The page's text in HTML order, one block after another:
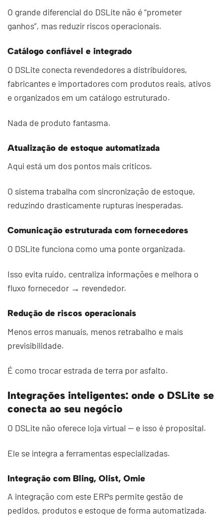
O grande diferencial do DSLite não é “prometer
ganhos”, mas reduzir riscos operacionais.
Catálogo confiável e integrado
O DSLite conecta revendedores a distribuidores,
fabricantes e importadores com produtos reais, ativos
e organizados em um catálogo estruturado.
Nada de produto fantasma.
Atualização de estoque automatizada
Aqui está um dos pontos mais críticos.
O sistema trabalha com sincronização de estoque,
reduzindo drasticamente rupturas inesperadas.
Comunicação estruturada com fornecedores
O DSLite funciona como uma ponte organizada.
Isso evita ruído, centraliza informações e melhora o
fluxo fornecedor → revendedor.
Redução de riscos operacionais
Menos erros manuais, menos retrabalho e mais
previsibilidade.
É como trocar estrada de terra por asfalto.
Integrações inteligentes: onde o DSLite se
conecta ao seu negócio
O DSLite não oferece loja virtual — e isso é proposital.
Ele se integra a ferramentas especializadas.
Integração com Bling, Olist, Omie
A integração com este ERPs permite gestão de
pedidos, produtos e estoque de forma automatizada.